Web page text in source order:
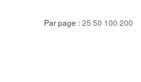
Par page : 25 50 100 200